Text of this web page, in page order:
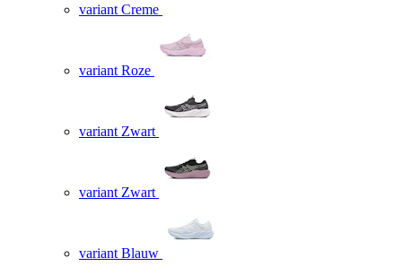
variant Creme
variant Roze
variant Zwart
variant Zwart
variant Blauw